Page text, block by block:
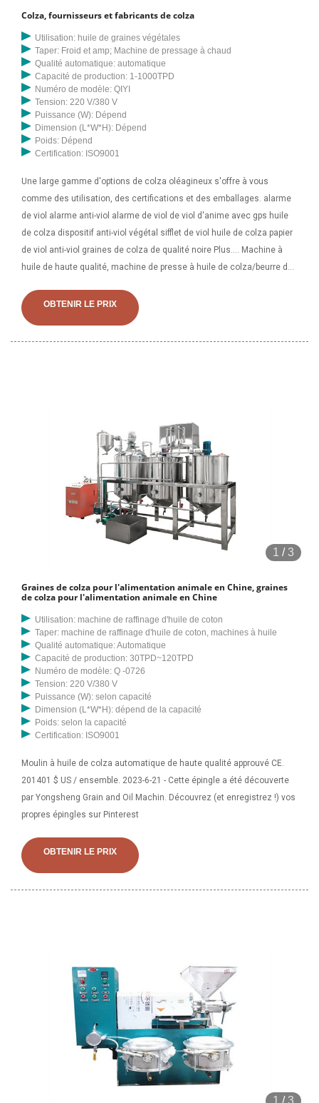
Colza, fournisseurs et fabricants de colza
Utilisation: huile de graines végétales
Taper: Froid et amp; Machine de pressage à chaud
Qualité automatique: automatique
Capacité de production: 1-1000TPD
Numéro de modèle: QIYI
Tension: 220 V/380 V
Puissance (W): Dépend
Dimension (L*W*H): Dépend
Poids: Dépend
Certification: ISO9001
Une large gamme d'options de colza oléagineux s'offre à vous
comme des utilisation, des certifications et des emballages. alarme
de viol alarme anti-viol alarme de viol de viol d'anime avec gps huile
de colza dispositif anti-viol végétal sifflet de viol huile de colza papier
de viol anti-viol graines de colza de qualité noire Plus.... Machine à
huile de haute qualité, machine de presse à huile de colza/beurre de
unité
OBTENIR LE PRIX
1 /3
Graines de colza pour l'alimentation animale en Chine, graines
de colza pour l'alimentation animale en Chine
Utilisation: machine de raffinage d'huile de coton
Taper: machine de raffinage d'huile de coton, machines à huile
Qualité automatique: Automatique
Capacité de production: 30TPD~120TPD
Numéro de modèle: Q -0726
Tension: 220 V/380 V
Puissance (W): selon capacité
Dimension (L*W*H): dépend de la capacité
Poids: selon la capacité
Certification: ISO9001
Moulin à huile de colza automatique de haute qualité approuvé CE.
201401 $ US / ensemble. 2023-6-21 - Cette épingle a été découverte
par Yongsheng Grain and Oil Machin. Découvrez (et enregistrez !) vos
propres épingles sur Pinterest
OBTENIR LE PRIX